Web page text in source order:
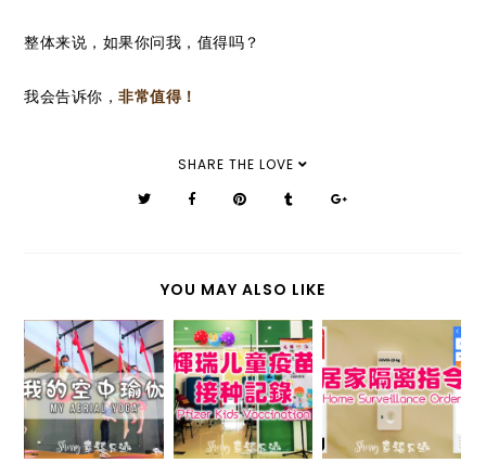
整体来说，如果你问我，值得吗？
我会告诉你，非常值得！
SHARE THE LOVE
YOU MAY ALSO LIKE
【2022】我
的空中瑜伽
【新常态】辉
瑞儿童疫苗接
种记录
PFIZER KIDS
VACCINATI
ON
【新常态】阿
哥的居家隔离
指令 HOME
SURVEILLAN
CE ORDER